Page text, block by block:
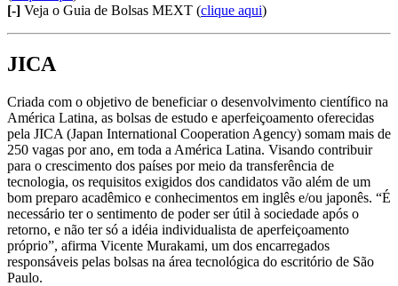
[-] Veja o Guia de Bolsas MEXT (clique aqui)
JICA
Criada com o objetivo de beneficiar o desenvolvimento científico na
América Latina, as bolsas de estudo e aperfeiçoamento oferecidas
pela JICA (Japan International Cooperation Agency) somam mais de
250 vagas por ano, em toda a América Latina. Visando contribuir
para o crescimento dos países por meio da transferência de
tecnologia, os requisitos exigidos dos candidatos vão além de um
bom preparo acadêmico e conhecimentos em inglês e/ou japonês. “É
necessário ter o sentimento de poder ser útil à sociedade após o
retorno, e não ter só a idéia individualista de aperfeiçoamento
próprio”, afirma Vicente Murakami, um dos encarregados
responsáveis pelas bolsas na área tecnológica do escritório de São
Paulo.